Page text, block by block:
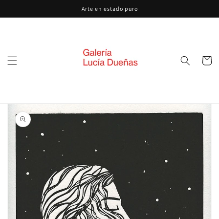
al contenido
Arte en estado puro
Carrito
directamente
a la
información
del producto